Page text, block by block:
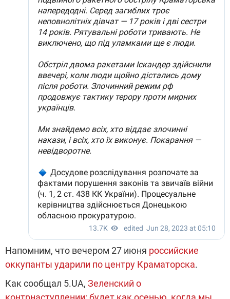
Напомним, что вечером 27 июня российские
оккупанты ударили по центру Краматорска.
Как сообщал 5.UA, Зеленский о